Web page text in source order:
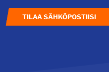
TILAA SÄHKÖPOSTIISI